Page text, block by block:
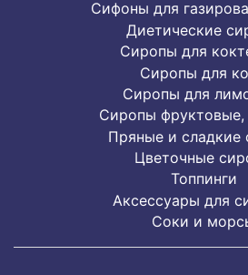
Сифоны для
Диетические
Сиропы для
Сиропы для
Сиропы для
Cиропы фруктовые,
Пряные и сладкие
Цветочные
Топпинги
Аксессуары для
Соки и